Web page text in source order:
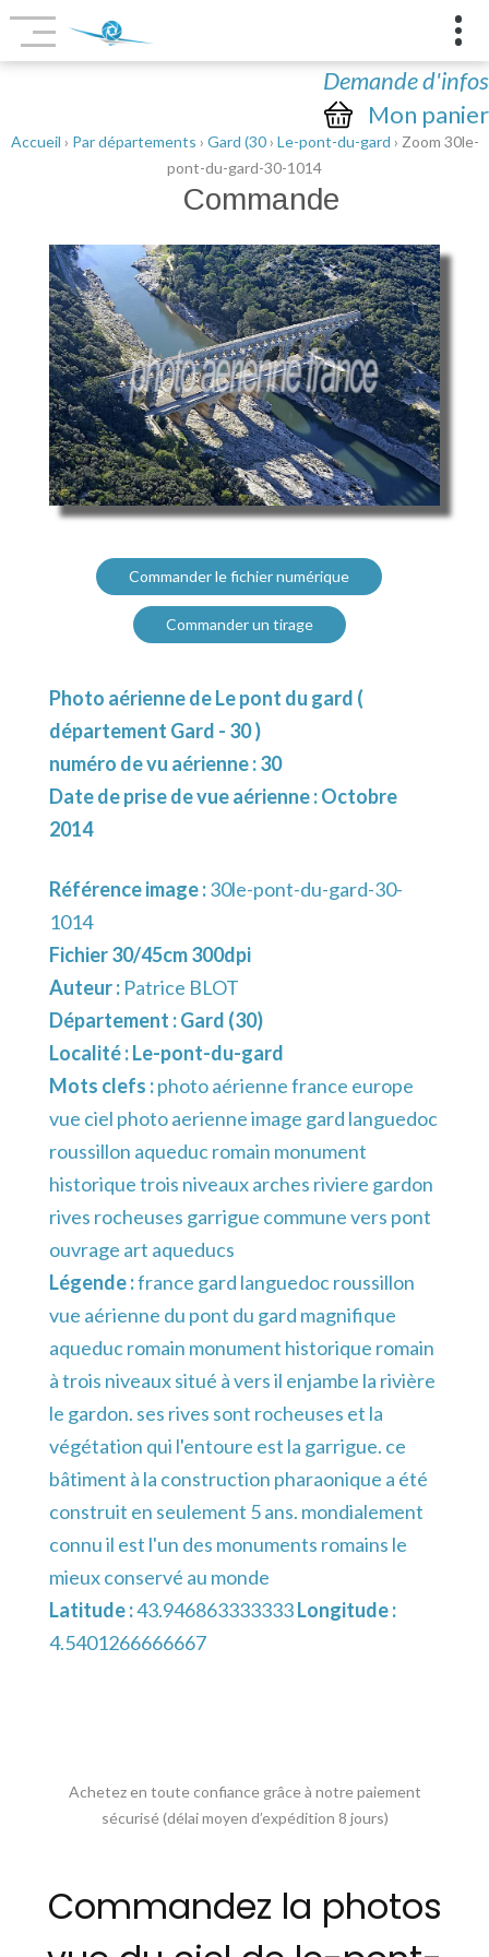
Demande d'infos
Mon panier
Accueil › Par départements › Gard (30› Le-pont-du-gard › Zoom 30le-
pont-du-gard-30-1014
Commande
Commander le fichier numérique
Commander un tirage
Photo aérienne de Le pont du gard (
département Gard - 30 )
numéro de vu aérienne : 30
Date de prise de vue aérienne : Octobre
2014
Référence image :30le-pont-du-gard-30-
1014
Fichier 30/45cm 300dpi
Auteur : Patrice BLOT
Département :Gard (30)
Localité :Le-pont-du-gard
Mots clefs :photo aérienne france europe
vue ciel photo aerienne image gard languedoc
roussillon aqueduc romain monument
historique trois niveaux arches riviere gardon
rives rocheuses garrigue commune vers pont
ouvrage art aqueducs
Légende :france gard languedoc roussillon
vue aérienne du pont du gard magnifique
aqueduc romain monument historique romain
à trois niveaux situé à vers il enjambe la rivière
le gardon. ses rives sont rocheuses et la
végétation qui l'entoure est la garrigue. ce
bâtiment à la construction pharaonique a été
construit en seulement 5 ans. mondialement
connu il est l'un des monuments romains le
mieux conservé au monde
Latitude :43.946863333333Longitude :
4.5401266666667
Achetez en toute confiance grâce à notre paiement
sécurisé (délai moyen d’expédition 8 jours)
Commandez la photos